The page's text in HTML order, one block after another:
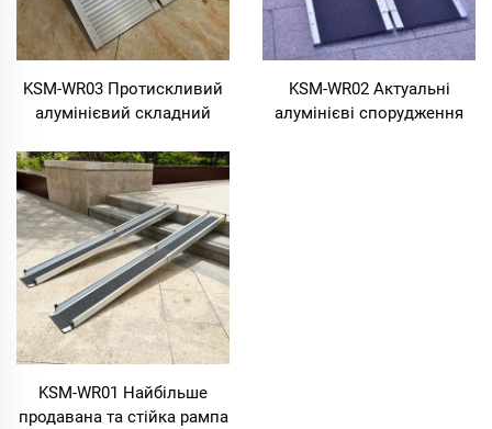
KSM-WR03 Протискливий
алумінієвий складний
крісел, виготовлений на
замовлення в заводі,
портативний пандус для
інвалідних скутерів
KSM-WR02 Актуальні
алумінієві спорудження
KSM-WR01 Найбільше
продавана та стійка рампа